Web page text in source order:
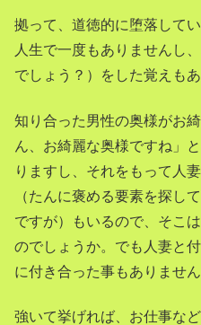
拠って、道徳的に堕落して
人生で一度もありませんし
でしょう？）をした覚えもあ
知り合った男性の奥様がお
ん、お綺麗な奥様ですね」
りますし、それをもって人
（たんに褒める要素を探し
ですが）もいるので、そこ
のでしょうか。でも人妻と
に付き合った事もありません
強いて挙げれば、お仕事な